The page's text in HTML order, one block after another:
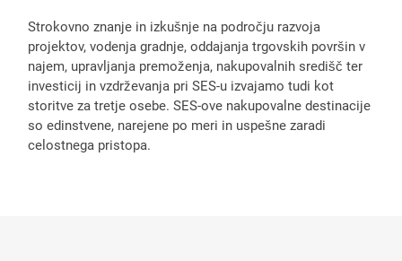
Strokovno znanje in izkušnje na področju razvoja
projektov, vodenja gradnje, oddajanja trgovskih površin v
najem, upravljanja premoženja, nakupovalnih središč ter
investicij in vzdrževanja pri SES-u izvajamo tudi kot
storitve za tretje osebe. SES-ove nakupovalne destinacije
so edinstvene, narejene po meri in uspešne zaradi
celostnega pristopa.